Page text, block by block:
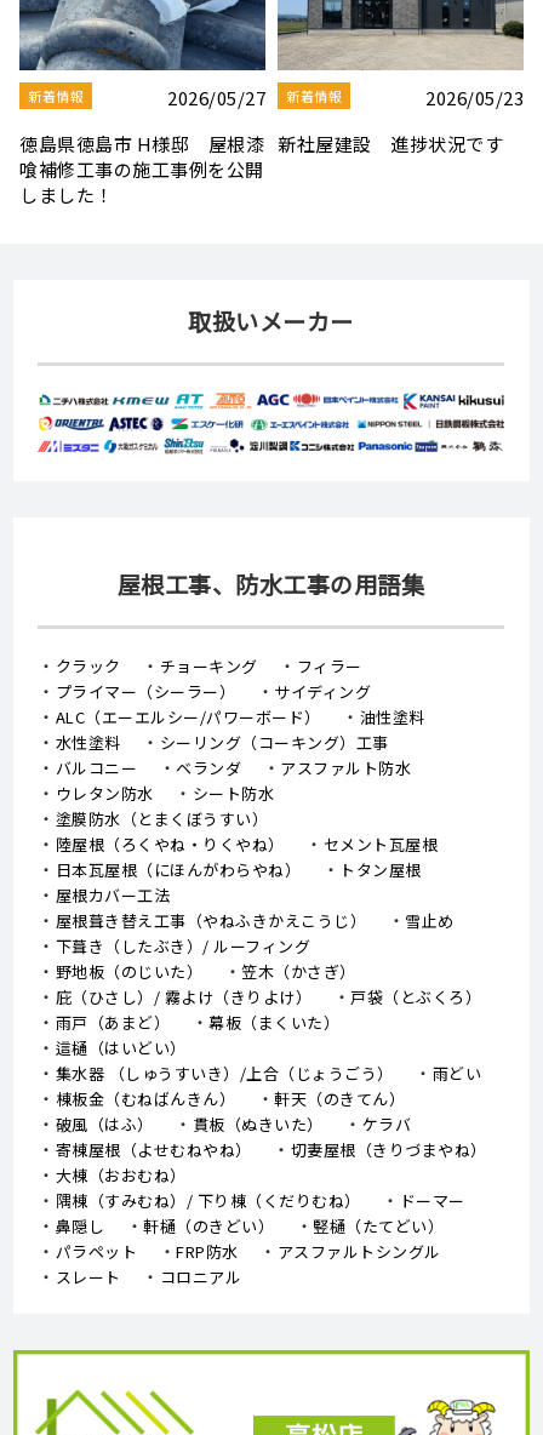
新着情報
2026/08/03
夏季休業のお知らせ
新着情報
2026/07/30
【社屋移転のお知らせ】
取扱いメーカー
屋根工事、防水工事の用語集
クラック チョーキング
フィラー
プライマー（シーラー）
サイディング
ALC（エーエルシー/パワーボード）
油性塗料
水性塗料
シーリング（コーキング）工事
バルコニー
ベランダ
アスファルト防水
ウレタン防水
シート防水
塗膜防水（とまくぼうすい）
陸屋根（ろくやね・りくやね）
セメント瓦屋根
日本瓦屋根（にほんがわらやね）
トタン屋根
屋根カバー工法
屋根葺き替え工事（やねふきかえこうじ）
雪止め
下葺き（したぶき）/ ルーフィング
野地板（のじいた）
笠木（かさぎ）
庇（ひさし）/ 霧よけ（きりよけ）
戸袋（とぶくろ）
雨戸（あまど）
幕板（まくいた）
這樋（はいどい）
集水器 （しゅうすいき）/上合（じょうごう）
雨どい
棟板金（むねばんきん）
軒天（のきてん）
破風（はふ）
貫板（ぬきいた）
ケラバ
寄棟屋根（よせむねやね）
切妻屋根（きりづまやね）
大棟（おおむね）
隅棟（すみむね）/ 下り棟（くだりむね）
ドーマー
鼻隠し
軒樋（のきどい）
竪樋（たてどい）
パラペット
FRP防水
アスファルトシングル
スレート
コロニアル